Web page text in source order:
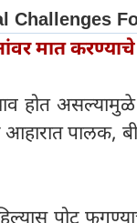
मात
होत
पालक,
पोट